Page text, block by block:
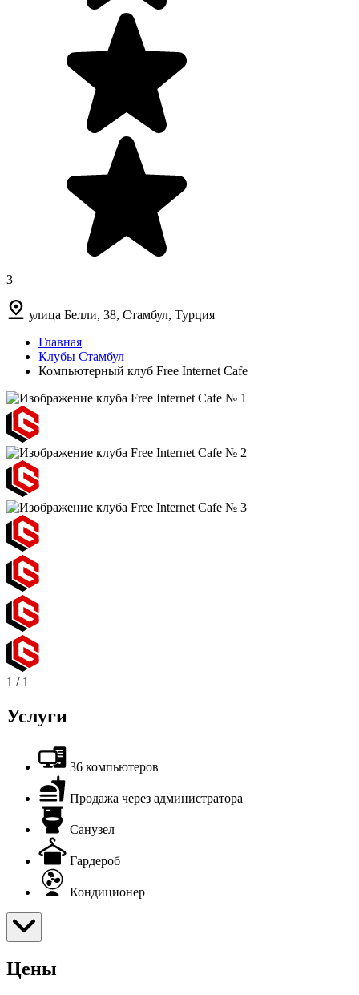
3
улица Белли, 38, Стамбул, Турция
Главная
Клубы Стамбул
Компьютерный клуб Free Internet Cafe
1 / 1
Услуги
36 компьютеров
Продажа через администратора
Санузел
Гардероб
Кондиционер
Цены